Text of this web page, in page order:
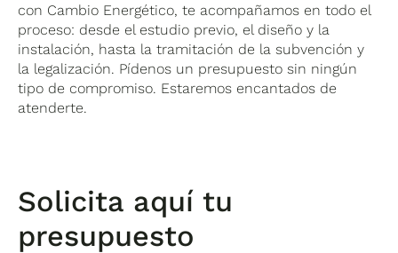
con Cambio Energético, te acompañamos en todo el
proceso: desde el estudio previo, el diseño y la
instalación, hasta la tramitación de la subvención y
la legalización. Pídenos un presupuesto sin ningún
tipo de compromiso. Estaremos encantados de
atenderte.
Solicita aquí tu
presupuesto